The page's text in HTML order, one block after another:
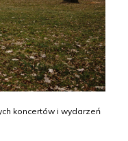
koncertów i wydarzeń